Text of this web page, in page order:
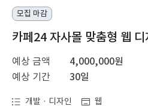
모집 마감
카페24 자사몰 맞춤형 웹
예상 금액
4,000,000원
예상 기간
30일
개발 · 디자인 웹